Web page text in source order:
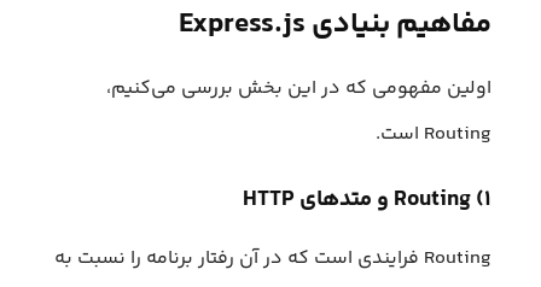
مفاهیم بنیادی Express.js
اولین مفهومی که در این بخش بررسی می‌کنیم،
Routing است.
۱) Routing و متدهای HTTP
Routing فرایندی است که در آن رفتار برنامه را نسبت به